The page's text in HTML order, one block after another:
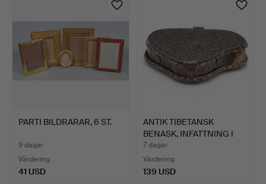
PARTI BILDRARAR, 6 ST.
9 dagar
Värdering
41 USD
ANTIK TIBETANSK
BENASK, INFATTNING I
NYSIL…
7 dagar
Värdering
139 USD